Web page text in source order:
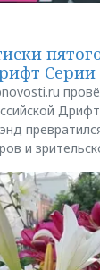
Серии
и